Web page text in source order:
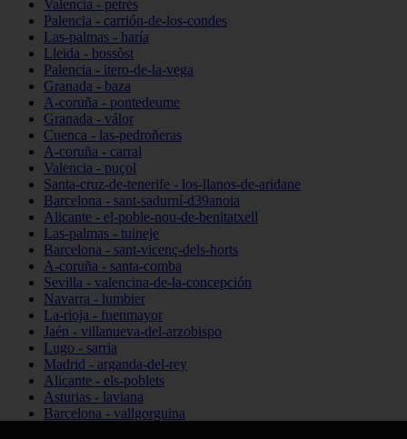
Valencia - petrés
Palencia - carrión-de-los-condes
Las-palmas - haría
Lleida - bossòst
Palencia - itero-de-la-vega
Granada - baza
A-coruña - pontedeume
Granada - válor
Cuenca - las-pedroñeras
A-coruña - carral
Valencia - puçol
Santa-cruz-de-tenerife - los-llanos-de-aridane
Barcelona - sant-sadurní-d39anoia
Alicante - el-poble-nou-de-benitatxell
Las-palmas - tuineje
Barcelona - sant-vicenç-dels-horts
A-coruña - santa-comba
Sevilla - valencina-de-la-concepción
Navarra - lumbier
La-rioja - fuenmayor
Jaén - villanueva-del-arzobispo
Lugo - sarria
Madrid - arganda-del-rey
Alicante - els-poblets
Asturias - laviana
Barcelona - vallgorguina